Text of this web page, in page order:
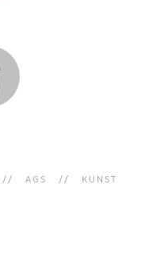
AGS
KUNST